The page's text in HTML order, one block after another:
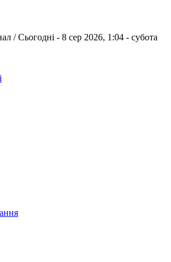
/Сьогодні - 8 сер 2026, 1:04 - субота